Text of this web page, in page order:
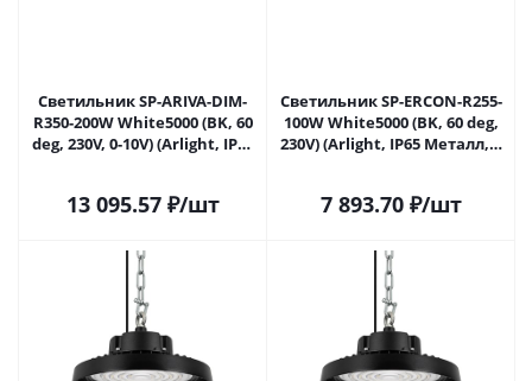
Светильник SP-ARIVA-DIM-
R350-200W White5000 (BK, 60
deg, 230V, 0-10V) (Arlight, IP65
13 095.57₽/шт
Светильник SP-ERCON-R255-
100W White5000 (BK, 60 deg,
230V) (Arlight, IP65 Металл, 5
7 893.70₽/шт